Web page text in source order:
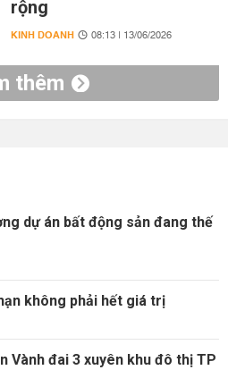
rộng
KINH DOANH 08:13 | 13/06/2026
thêm
dự án bất động sản đang thế
không phải hết giá trị
Vành đai 3 xuyên khu đô thị TP